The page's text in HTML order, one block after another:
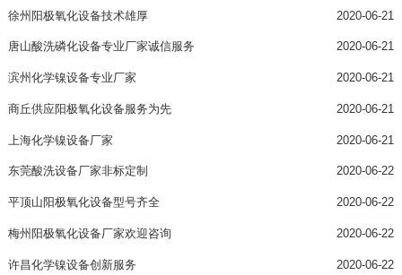
徐州阳极氧化设备技术雄厚 2020-06-21
唐山酸洗磷化设备专业厂家诚信服务 2020-06-21
滨州化学镍设备专业厂家 2020-06-21
商丘供应阳极氧化设备服务为先 2020-06-21
上海化学镍设备厂家 2020-06-21
东莞酸洗设备厂家非标定制 2020-06-22
平顶山阳极氧化设备型号齐全 2020-06-22
梅州阳极氧化设备厂家欢迎咨询 2020-06-22
许昌化学镍设备创新服务 2020-06-22